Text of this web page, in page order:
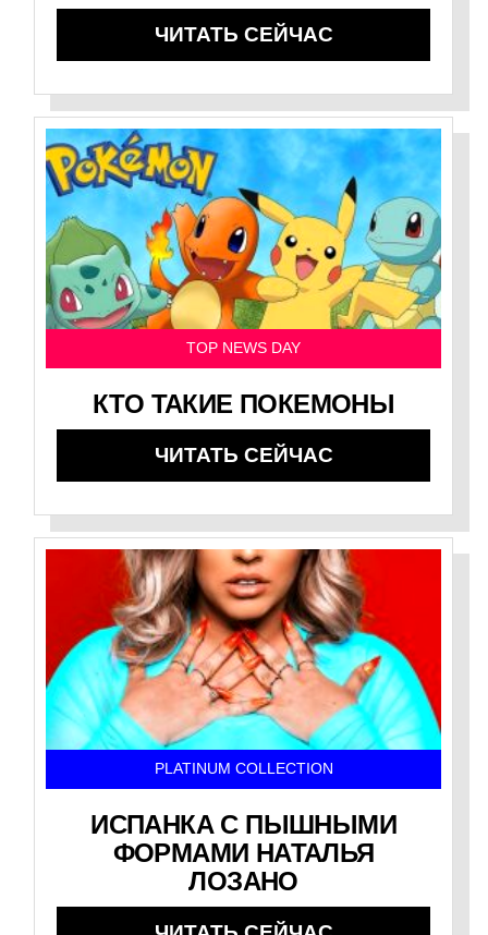
ЧИТАТЬ СЕЙЧАС
TOP NEWS DAY
КТО ТАКИЕ ПОКЕМОНЫ
ЧИТАТЬ СЕЙЧАС
PLATINUM COLLECTION
ИСПАНКА С ПЫШНЫМИ
ФОРМАМИ НАТАЛЬЯ
ЛОЗАНО